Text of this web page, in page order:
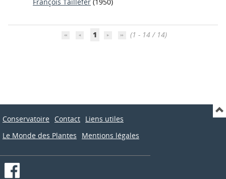
1 (1 - 14 / 14)
Conservatoire Contact Liens utiles
Le Monde des Plantes
Mentions légales